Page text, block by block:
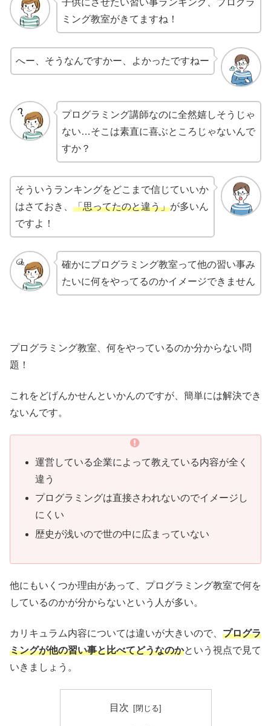
子供にさせたい習い事ランキング、プログラ
ミング教室がきてますね！
へー、そうなんですかー、よかったですねー
プログラミング講師なのに全然嬉しそうじゃ
ない…そこは素直に喜ぶところじゃないんで
すか？
そういうランキングをどこまで信じていいか
はさておき、 「思ってたのと違う」が多いん
ですよ！
確かにプログラミング教室って他の習い事み
たいに何をやってるのかイメージできません
プログラミング教室、何をやっているのか分からない問
題！
これをどげんかせんといかんのですが、簡単には解決でき
ないんです。
運営している企業によって教えている内容が全く
違う
プログラミングは直接さわれないのでイメージし
にくい
歴史が浅いので世の中に広まっていない
他にもいくつか理由があって、プログラミング教室で何を
しているのかが分からないという人が多い。
カリキュラム内容については違いが大きいので、 プログラ
ミングが他の習い事と比べてどうなのかという視点で見て
いきましょう。
目次